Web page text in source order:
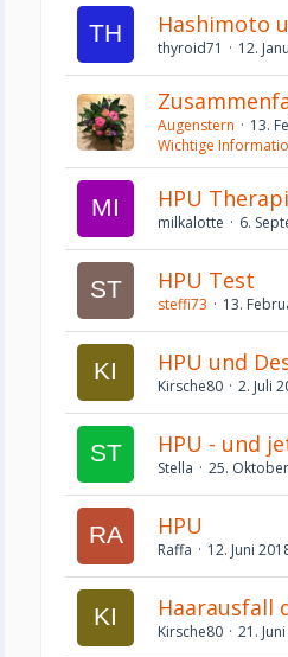
Hashimoto
thyroid71 12.
Augenstern
13.
Wichtige
HPU
milkalotte 6.
HPU Test
steffi73 13.
HPU und
Kirsche80 2. Juli
HPU - und
Stella 25.
HPU
Raffa 12. Juni
Haarausfall
Kirsche80 21.